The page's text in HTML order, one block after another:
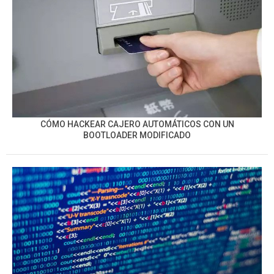
CÓMO HACKEAR CAJERO AUTOMÁTICOS CON UN
BOOTLOADER MODIFICADO